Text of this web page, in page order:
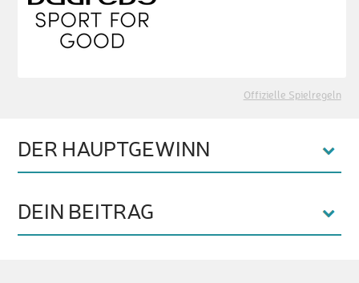
Offizielle Spielregeln
DER HAUPTGEWINN
DEIN BEITRAG